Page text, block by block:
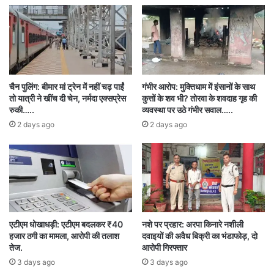
2019 में छत्तीसगढ़ हाईकोर्ट के जज के संपर्क में थे। उसी
जज की अदालत से 16 अक्तूबर 2019 को आलोक शुक्ला
को जमानत पर रिहाई का आदेश जारी हुआ था। इतना ही
नहीं ईडी का दावा है कि तत्कालीन महाधिवक्ता सतीश चंद्र
वर्मा दोनों दागियों और न्यायाधीश के बीच संपर्क बनाए हुए थे।
‘नए सिरे से एक अलग स्वतंत्र एजेंसी से जांच कराई जाए‘
ईडी के वकील सौरभ पांडेय ने बताया कि साल 2020 में
कोरोना लॉकडाउन शुरू होने के ठीक पहले अनिल टुटेजा
और डॉ.आलोक शुक्ला की अग्रिम जमानत अर्जी छत्तीसगढ़
हाईकोर्ट में फाइल की गई थी। हाईकोर्ट में इनकी जमानत
अर्जी विचार करने के लिए रखा गया था जबकी बाकी सभी
चैन पुलिंग: बीमार मां ट्रेन में नहीं चढ़ पाईं
तो यात्री ने खींच दी चेन, नर्मदा एक्सप्रेस
रुकी…..
2 days ago
गंभीर आरोप: मुक्तिधाम में इंसानों के साथ
कुत्तों के शव भी? तोरवा के शवदाह गृह की
व्यवस्था पर उठे गंभीर सवाल…..
2 days ago
एटीएम धोखाधड़ी: एटीएम बदलकर ₹40
हजार ठगी का मामला, आरोपी की तलाश
तेज.
3 days ago
नशे पर प्रहार: अरपा किनारे नशीली
दवाइयों की अवैध बिक्री का भंडाफोड़, दो
आरोपी गिरफ्तार
3 days ago